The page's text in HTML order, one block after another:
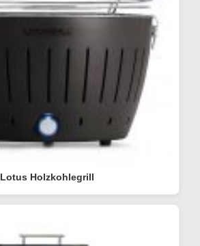
Lotus Holzkohlegrill